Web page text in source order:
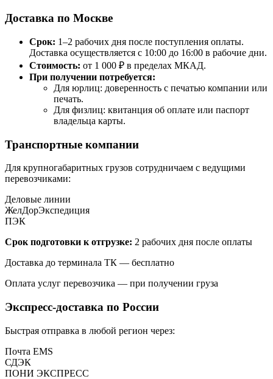
Доставка по Москве
Срок: 1–2 рабочих дня после поступления оплаты.
Доставка осуществляется с 10:00 до 16:00 в рабочие дни.
Стоимость: от 1 000 ₽ в пределах МКАД.
При получении потребуется:
Для юрлиц: доверенность с печатью компании или
печать.
Для физлиц: квитанция об оплате или паспорт
владельца карты.
Транспортные компании
Для крупногабаритных грузов сотрудничаем с ведущими
перевозчиками:
Деловые линии
ЖелДорЭкспедиция
ПЭК
Срок подготовки к отгрузке: 2 рабочих дня после оплаты
Доставка до терминала ТК — бесплатно
Оплата услуг перевозчика — при получении груза
Экспресс-доставка по России
Быстрая отправка в любой регион через:
Почта EMS
СДЭК
ПOНИ ЭКСПРЕСС